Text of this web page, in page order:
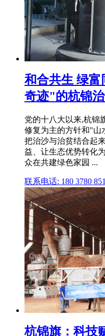
和合共生 绿
奇迹"的杭锦
党的十八大以来,杭锦
修复为主的方针和"山
把治沙与治贫结合起
益、让生态优势转化
众在共建绿色家园 ...
联系电话: 180 3780
杭锦旗：科技